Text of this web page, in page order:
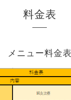
料金表
メニュー料金表